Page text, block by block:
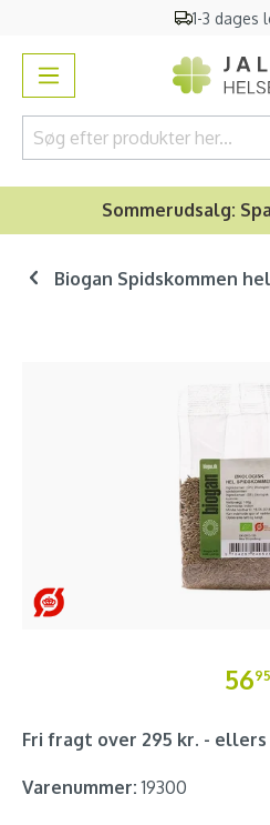
1-3 dages
Sommerudsalg:
Biogan Spidskommen
5695
Fri fragt over 295 kr. - ellers
Varenummer: 19300